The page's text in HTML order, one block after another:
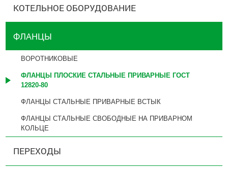
КОТЕЛЬНОЕ ОБОРУДОВАНИЕ
ФЛАНЦЫ
ВОРОТНИКОВЫЕ
ФЛАНЦЫ ПЛОСКИЕ СТАЛЬНЫЕ ПРИВАРНЫЕ ГОСТ
12820-80
ФЛАНЦЫ СТАЛЬНЫЕ ПРИВАРНЫЕ ВСТЫК
ФЛАНЦЫ СТАЛЬНЫЕ СВОБОДНЫЕ НА ПРИВАРНОМ
КОЛЬЦЕ
ПЕРЕХОДЫ